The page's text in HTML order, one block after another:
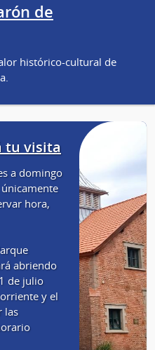
de
histórico-cultural de
tu visita
a domingo
hora,
abriendo
de julio
y el
las